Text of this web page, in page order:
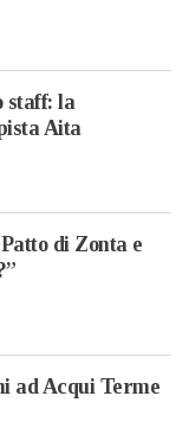
staff: la
Aita
di Zonta e
ad Acqui Terme